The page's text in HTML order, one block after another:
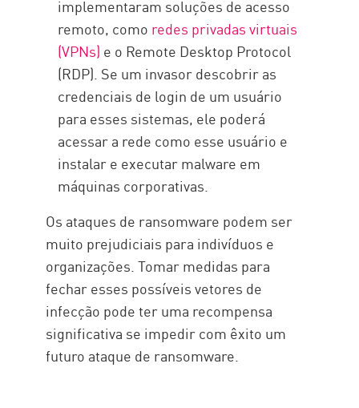
implementaram soluções de acesso
remoto, como redes privadas virtuais
(VPNs) e o Remote Desktop Protocol
(RDP). Se um invasor descobrir as
credenciais de login de um usuário
para esses sistemas, ele poderá
acessar a rede como esse usuário e
instalar e executar malware em
máquinas corporativas.
Os ataques de ransomware podem ser
muito prejudiciais para indivíduos e
organizações. Tomar medidas para
fechar esses possíveis vetores de
infecção pode ter uma recompensa
significativa se impedir com êxito um
futuro ataque de ransomware.